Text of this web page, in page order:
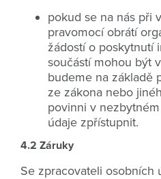
pokud se na nás při
pravomocí obrátí
žádostí o poskytnutí
součástí mohou být
budeme na základě
ze zákona nebo
povinni v
údaje zpřístupnit.
4.2 Záruky
Se zpracovateli osobních